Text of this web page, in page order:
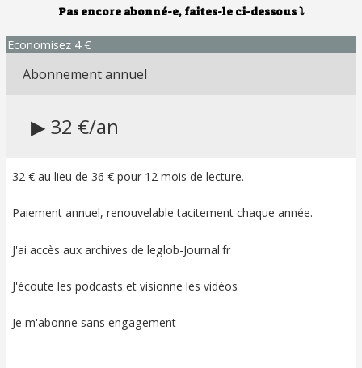
Pas encore abonné-e, faites-le ci-dessous⤵
Economisez 4 €
Abonnement annuel
▶ 32 €/an
32 € au lieu de 36 € pour 12 mois de lecture.
Paiement annuel, renouvelable tacitement chaque année.
J'ai accès aux archives de leglob-Journal.fr
J'écoute les podcasts et visionne les vidéos
Je m'abonne sans engagement